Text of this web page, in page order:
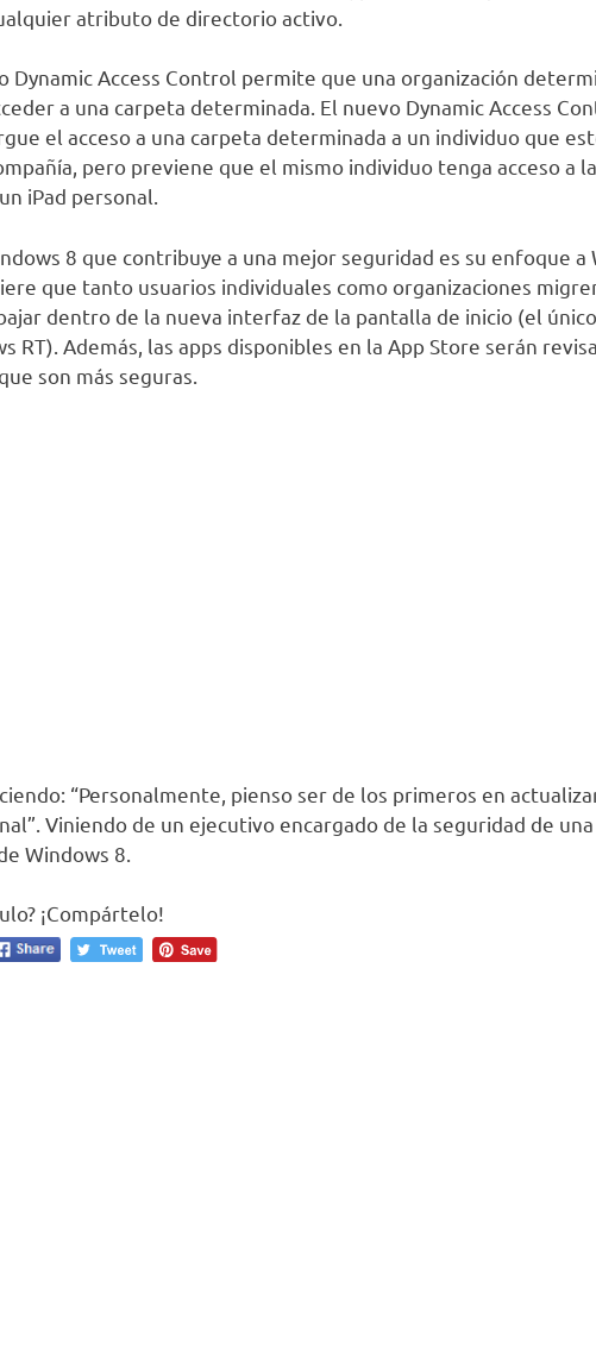
atributo de directorio activo.
Dynamic Access Control permite que una organización
a una carpeta determinada. El nuevo Dynamic Access
el acceso a una carpeta determinada a un individuo que
pero previene que el mismo individuo tenga acceso a
iPad personal.
8 que contribuye a una mejor seguridad es su enfoque a
que tanto usuarios individuales como organizaciones
dentro de la nueva interfaz de la pantalla de inicio (el
RT). Además, las apps disponibles en la App Store serán
son más seguras.
“Personalmente, pienso ser de los primeros en
Viniendo de un ejecutivo encargado de la seguridad de
Windows 8.
¡Compártelo!